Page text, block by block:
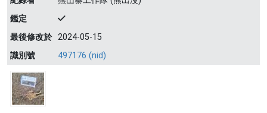
鑑定
最後修改於 2024-05-15
識別號
497176 (nid)